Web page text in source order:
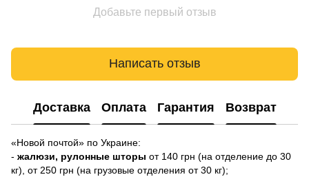
Добавьте первый отзыв
Написать отзыв
Доставка Оплата Гарантия Возврат
«Новой почтой» по Украине:
- жалюзи, рулонные шторы от 140 грн (на отделение до 30
кг), от 250 грн (на грузовые отделения от 30 кг);